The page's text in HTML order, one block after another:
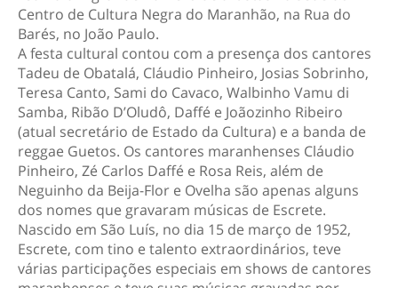
Centro de Cultura Negra do Maranhão, na Rua do
Barés, no João Paulo.
A festa cultural contou com a presença dos cantores
Tadeu de Obatalá, Cláudio Pinheiro, Josias Sobrinho,
Teresa Canto, Sami do Cavaco, Walbinho Vamu di
Samba, Ribão D’Oludô, Daffé e Joãozinho Ribeiro
(atual secretário de Estado da Cultura) e a banda de
reggae Guetos. Os cantores maranhenses Cláudio
Pinheiro, Zé Carlos Daffé e Rosa Reis, além de
Neguinho da Beija-Flor e Ovelha são apenas alguns
dos nomes que gravaram músicas de Escrete.
Nascido em São Luís, no dia 15 de março de 1952,
Escrete, com tino e talento extraordinários, teve
várias participações especiais em shows de cantores